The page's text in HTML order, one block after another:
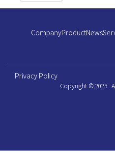
CompanyProductNews
Privacy Policy
Copyright © 2023 .